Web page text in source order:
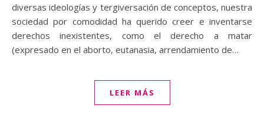
diversas ideologías y tergiversación de conceptos, nuestra
sociedad por comodidad ha querido creer e inventarse
derechos inexistentes, como el derecho a matar
(expresado en el aborto, eutanasia, arrendamiento de…
LEER MÁS